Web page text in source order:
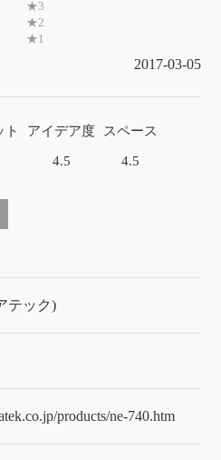
2017-03-05
ト
アイデア度
4.5
スペース
4.5
テック)
products/ne-740.htm